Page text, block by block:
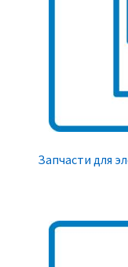
Запчасти для